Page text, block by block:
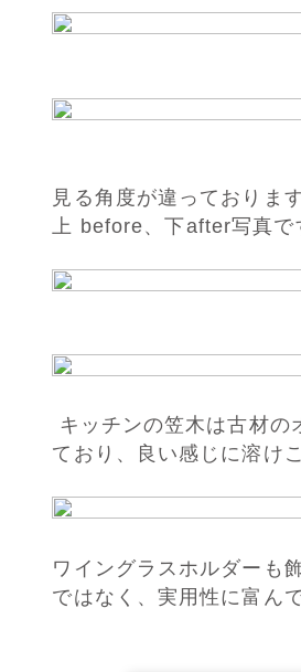
見る角度が違っておりま
上 before、下after写真で
キッチンの笠木は古材の
ており、良い感じに溶け
ワイングラスホルダーも
ではなく、実用性に富ん